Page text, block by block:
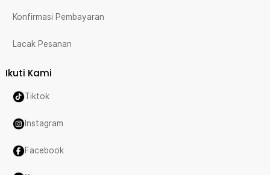
Konfirmasi Pembayaran
Lacak Pesanan
Ikuti Kami
Tiktok
Instagram
Facebook